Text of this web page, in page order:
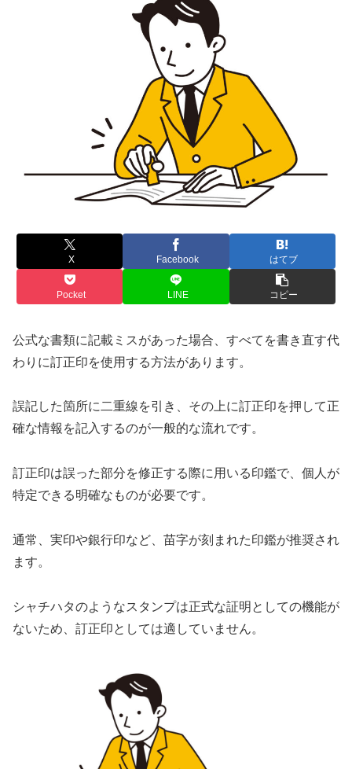
X Facebook はてブ
Pocket LINE コピー
公式な書類に記載ミスがあった場合、すべてを書き直す代
わりに訂正印を使用する方法があります。
誤記した箇所に二重線を引き、その上に訂正印を押して正
確な情報を記入するのが一般的な流れです。
訂正印は誤った部分を修正する際に用いる印鑑で、個人が
特定できる明確なものが必要です。
通常、実印や銀行印など、苗字が刻まれた印鑑が推奨され
ます。
シャチハタのようなスタンプは正式な証明としての機能が
ないため、訂正印としては適していません。